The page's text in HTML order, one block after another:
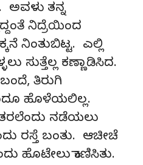
ಅವಳು ತನ್ನ
ನಿದ್ರೆಯಿಂದ
ನಿಂತುಬಿಟ್ಟ. ಎಲ್ಲಿ
ಸುತ್ತೆಲ್ಲ ಕಣ್ಣಾಡಿಸಿದ.
ತಿರುಗಿ
ಹೊಳೆಯಲಿಲ್ಲ.
ನಡೆಯಲು
ರಸ್ತೆ ಬಂತು. ಆಚೀಚೆ
ಹೊಟೇಲು ಕಾಣಿಸಿತು.